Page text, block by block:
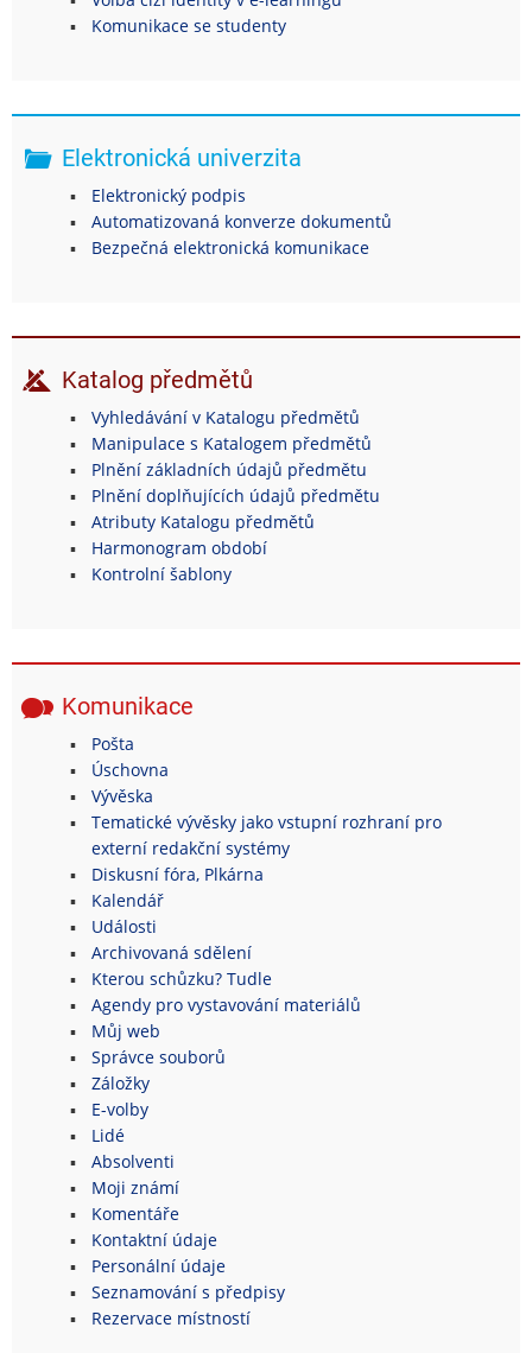
Komunikace se studenty
Elektronická univerzita
Elektronický podpis
Automatizovaná konverze dokumentů
Bezpečná elektronická komunikace
Katalog předmětů
Vyhledávání v Katalogu předmětů
Manipulace s Katalogem předmětů
Plnění základních údajů předmětu
Plnění doplňujících údajů předmětu
Atributy Katalogu předmětů
Harmonogram období
Kontrolní šablony
Komunikace
Pošta
Úschovna
Vývěska
Tematické vývěsky jako vstupní rozhraní pro
externí redakční systémy
Diskusní fóra, Plkárna
Kalendář
Události
Archivovaná sdělení
Kterou schůzku? Tudle
Agendy pro vystavování materiálů
Můj web
Správce souborů
Záložky
E-volby
Lidé
Absolventi
Moji známí
Komentáře
Kontaktní údaje
Personální údaje
Seznamování s předpisy
Rezervace místností